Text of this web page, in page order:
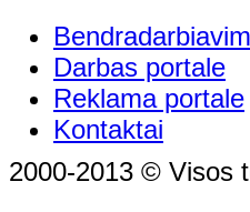
Darbas portale
Reklama portale
Kontaktai
2000-2013 © Visos